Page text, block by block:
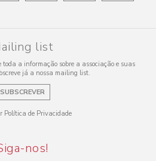
list
toda a informação sobre a associação e suas
já a nossa mailing list.
SUBSCREVER
Política de Privacidade
nos!